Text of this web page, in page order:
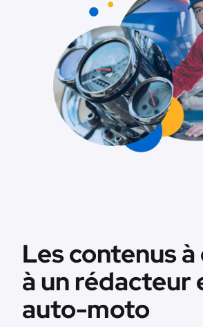
Les contenus
à un rédacteur
auto-moto